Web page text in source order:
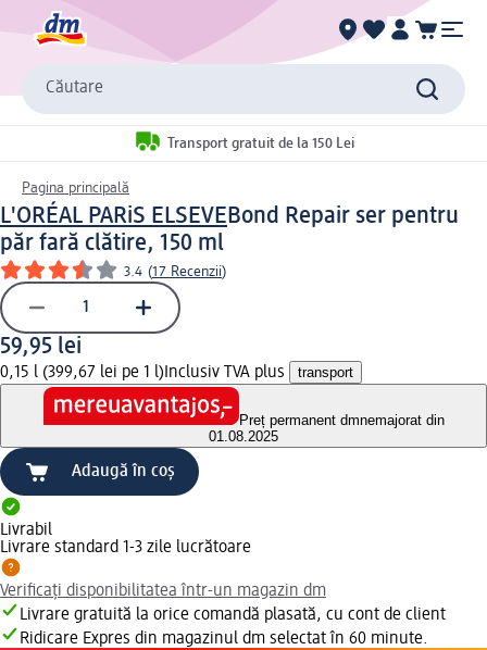
Căutare
Transport gratuit de la 150 Lei
Pagina principală
L'ORÉAL PARiS ELSEVEBond Repair ser pentru
păr fară clătire, 150 ml
3.4 (17 Recenzii)
59,95 lei
0,15 l (399,67 lei pe 1 l) Inclusiv TVA plus transport
Preț permanent dmnemajorat din
01.08.2025
Adaugă în coș
Livrabil
Livrare standard 1-3 zile lucrătoare
Verificați disponibilitatea într-un magazin dm
Livrare gratuită la orice comandă plasată, cu cont de client
Ridicare Expres din magazinul dm selectat în 60 minute.